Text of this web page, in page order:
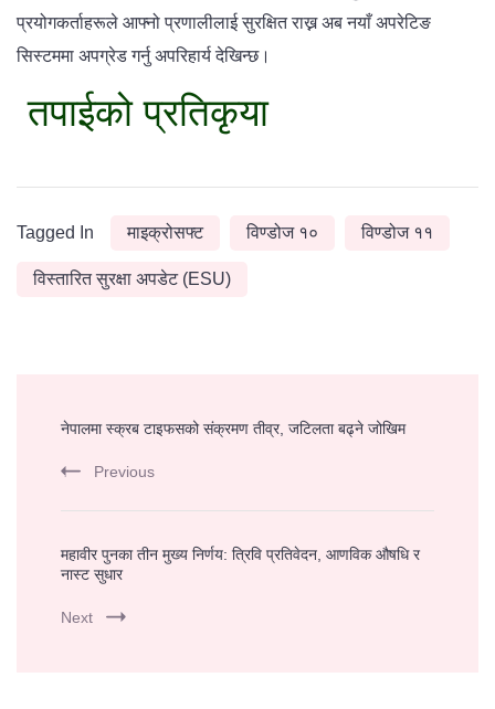
प्रयोगकर्ताहरूले आफ्नो प्रणालीलाई सुरक्षित राख्न अब नयाँ अपरेटिङ
सिस्टममा अपग्रेड गर्नु अपरिहार्य देखिन्छ।
तपाईको प्रतिकृया
Tagged In माइक्रोसफ्ट विण्डोज १० विण्डोज ११
विस्तारित सुरक्षा अपडेट (ESU)
Navigation
नेपालमा स्क्रब टाइफसको संक्रमण तीव्र, जटिलता बढ्ने जोखिम
Previous
महावीर पुनका तीन मुख्य निर्णय: त्रिवि प्रतिवेदन, आणविक औषधि र
नास्ट सुधार
Next